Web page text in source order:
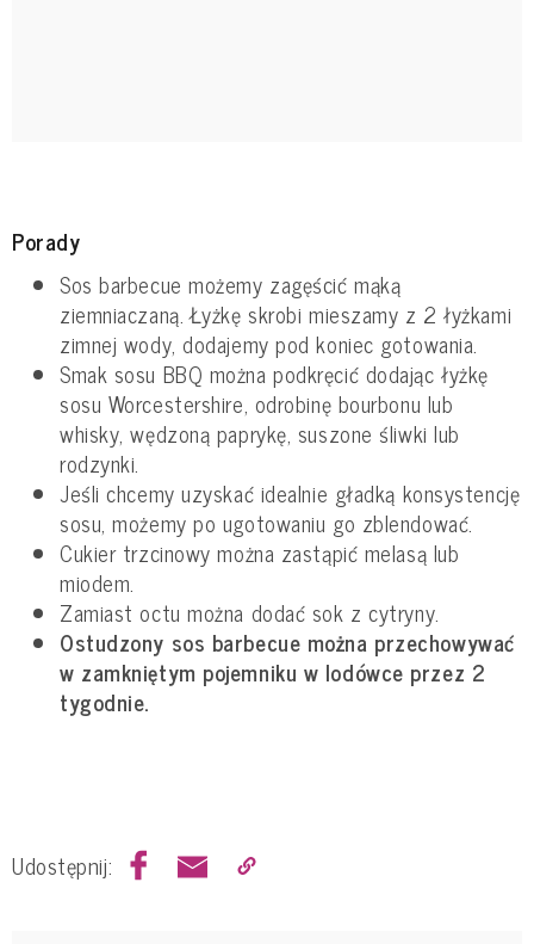
Porady
Sos barbecue możemy zagęścić mąką
ziemniaczaną. Łyżkę skrobi mieszamy z 2 łyżkami
zimnej wody, dodajemy pod koniec gotowania.
Smak sosu BBQ można podkręcić dodając łyżkę
sosu Worcestershire, odrobinę bourbonu lub
whisky, wędzoną paprykę, suszone śliwki lub
rodzynki.
Jeśli chcemy uzyskać idealnie gładką konsystencję
sosu, możemy po ugotowaniu go zblendować.
Cukier trzcinowy można zastąpić melasą lub
miodem.
Zamiast octu można dodać sok z cytryny.
Ostudzony sos barbecue można przechowywać
w zamkniętym pojemniku w lodówce przez 2
tygodnie.
Udostępnij: